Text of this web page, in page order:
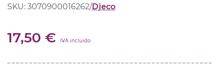
SKU: 3070900016262/Djeco
17,50 € IVA incluido